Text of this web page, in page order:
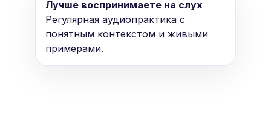
Лучше воспринимаете на слух
Регулярная аудиопрактика с
понятным контекстом и живыми
примерами.